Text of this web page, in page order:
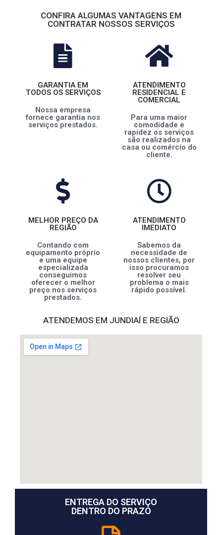
CONFIRA ALGUMAS VANTAGENS EM
CONTRATAR NOSSOS SERVIÇOS
GARANTIA EM
TODOS OS SERVIÇOS
Nossa empresa
fornece garantia nos
serviços prestados.
ATENDIMENTO
RESIDENCIAL E
COMERCIAL
Para uma maior
comodidade e
rapidez os serviços
são realizados na
casa ou comércio do
cliente.
MELHOR PREÇO DA
REGIÃO
Contando com
equipamento próprio
e uma equipe
especializada
conseguimos
oferecer o melhor
preço nos serviços
prestados.
ATENDIMENTO
IMEDIATO
Sabemos da
necessidade de
nossos clientes, por
isso procuramos
resolver seu
problema o mais
rápido possível.
ATENDEMOS EM JUNDIAÍ E REGIÃO
ENTREGA DO SERVIÇO
DENTRO DO PRAZO